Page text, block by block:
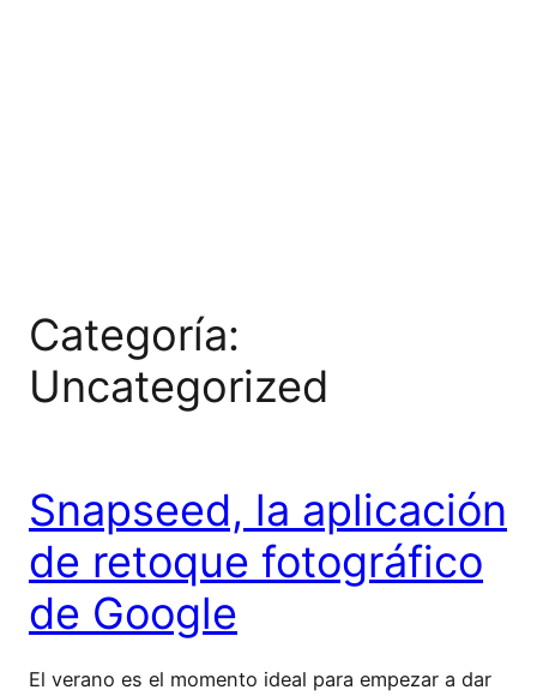
Categoría:
Uncategorized
Snapseed, la aplicación
de retoque fotográfico
de Google
El verano es el momento ideal para empezar a dar